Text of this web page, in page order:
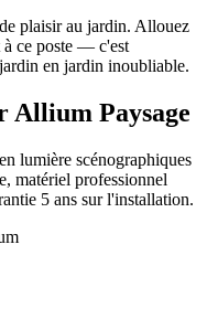
plaisir au jardin. Allouez
à ce poste — c'est
en jardin inoubliable.
Allium Paysage
lumière scénographiques
matériel professionnel
5 ans sur l'installation.